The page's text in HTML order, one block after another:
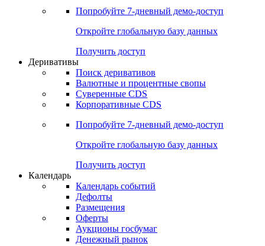
Сравнение ETF & Funds
Поиск Mutual Funds
Попробуйте7-дневный
Откройте глобальную базу данных
Получить доступ
Деривативы
Валютные и процентные свопы
Корпоративные CDS
Попробуйте7-дневный
Откройте глобальную базу данных
Получить доступ
Календарь
Календарь событий
Дефолты